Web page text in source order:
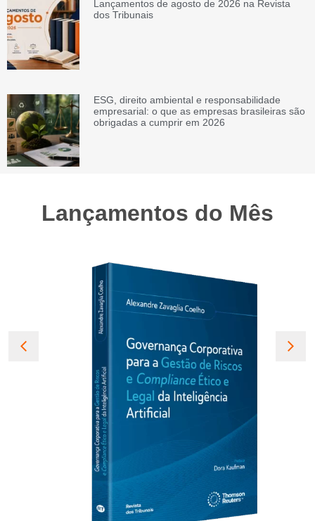
Lançamentos de agosto de 2026 na Revista
dos Tribunais
ESG, direito ambiental e responsabilidade
empresarial: o que as empresas brasileiras são
obrigadas a cumprir em 2026
Lançamentos do Mês